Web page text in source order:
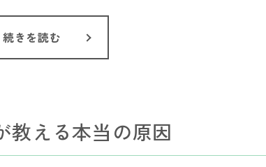
続きを読む
教える本当の原因